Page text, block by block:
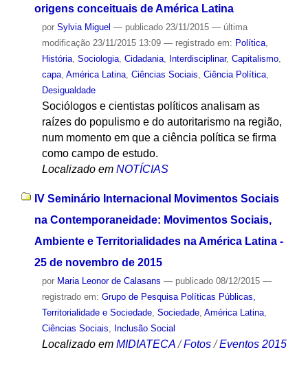
origens conceituais de América Latina
por Sylvia Miguel — publicado23/11/2015 — última
modificação23/11/2015 13:09 — registrado em: Política,
História, Sociologia, Cidadania, Interdisciplinar, Capitalismo,
capa, América Latina, Ciências Sociais, Ciência Política,
Desigualdade
Sociólogos e cientistas políticos analisam as
raízes do populismo e do autoritarismo na região,
num momento em que a ciência política se firma
como campo de estudo.
Localizado em NOTÍCIAS
IV Seminário Internacional Movimentos Sociais
na Contemporaneidade: Movimentos Sociais,
Ambiente e Territorialidades na América Latina -
25 de novembro de 2015
por Maria Leonor de Calasans — publicado08/12/2015 —
registrado em: Grupo de Pesquisa Políticas Públicas,
Territorialidade e Sociedade, Sociedade, América Latina,
Ciências Sociais, Inclusão Social
Localizado em MIDIATECA /Fotos /Eventos 2015